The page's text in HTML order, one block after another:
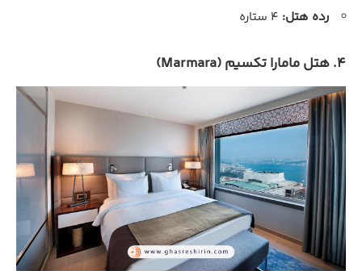
رده هتل:
4. هتل مامارا تکسیم (Marmara)